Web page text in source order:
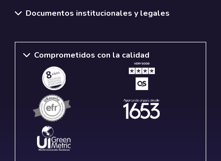
Documentos institucionales y legales
Comprometidos con la calidad